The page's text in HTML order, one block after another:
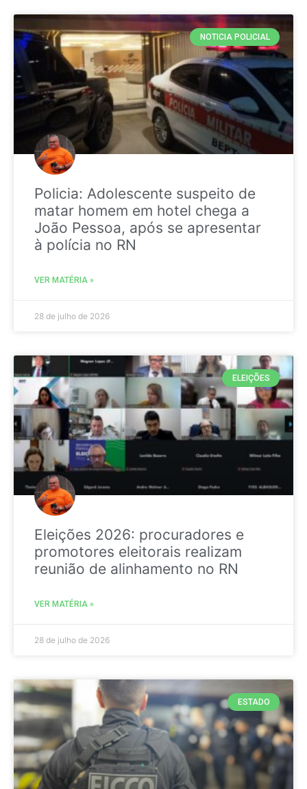
NOTICIA POLICIAL
Policia: Adolescente suspeito de
matar homem em hotel chega a
João Pessoa, após se apresentar
à polícia no RN
VER MATÉRIA »
28 de julho de 2026
ELEIÇÕES
Eleições 2026: procuradores e
promotores eleitorais realizam
reunião de alinhamento no RN
VER MATÉRIA »
28 de julho de 2026
ESTADO